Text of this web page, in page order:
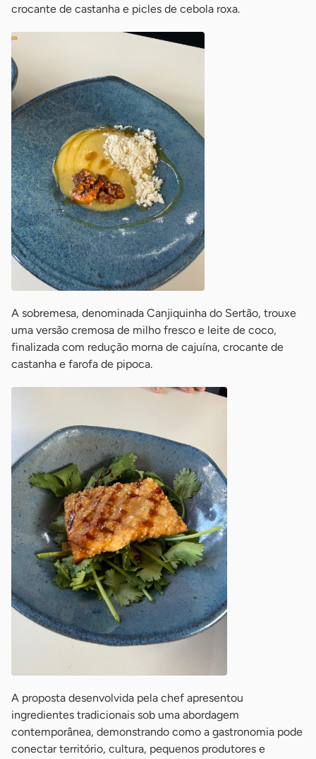
crocante de castanha e picles de cebola roxa.
A sobremesa, denominada Canjiquinha do Sertão, trouxe
uma versão cremosa de milho fresco e leite de coco,
finalizada com redução morna de cajuína, crocante de
castanha e farofa de pipoca.
A proposta desenvolvida pela chef apresentou
ingredientes tradicionais sob uma abordagem
contemporânea, demonstrando como a gastronomia pode
conectar território, cultura, pequenos produtores e